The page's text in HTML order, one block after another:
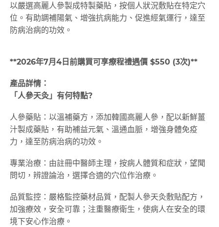
以嚴選高麗人參製成特製藥貼，按個人狀況敷貼在特定穴
位。有助調補陽氣、增強抗病能力、促進經氣運行，達至
防病治病的功效。
**2026年7月4日前購買可享療程禮遇價 $550 (3次)**
產品詳情：
「人參天灸」有何特點?
人參藥貼：以溫補藥方，添加韓國高麗人參，配以新鮮薑
汁製成藥貼，有助補益元氣、溫通血脈，增強身體免疫
力，達至防病治病的功效。
專業治療：由註冊中醫師主理，按病人體質和症狀，望聞
問切，辨證論治，選擇合適的穴位作治療。
品質監控：嚴格監控藥材品質，配製人參天灸敷貼配方，
加強療效，安全可靠；注重醫療衛生，使病人在安全的環
境下安心作治療。